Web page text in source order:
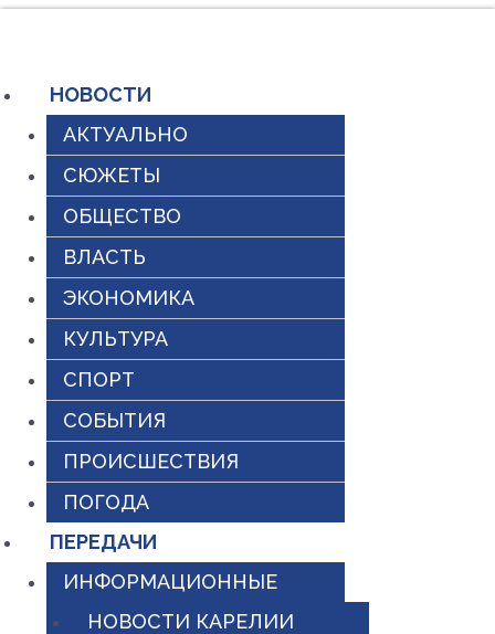
содержимому
НОВОСТИ
АКТУАЛЬНО
СЮЖЕТЫ
ОБЩЕСТВО
ВЛАСТЬ
ЭКОНОМИКА
КУЛЬТУРА
СПОРТ
СОБЫТИЯ
ПРОИСШЕСТВИЯ
ПОГОДА
ПЕРЕДАЧИ
ИНФОРМАЦИОННЫЕ
НОВОСТИ КАРЕЛИИ